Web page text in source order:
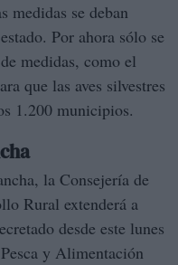
medidas se deban
Por ahora sólo se
medidas, como el
que las aves silvestres
1.200 municipios.
la Consejería de
Rural extenderá a
desde este lunes
y Alimentación